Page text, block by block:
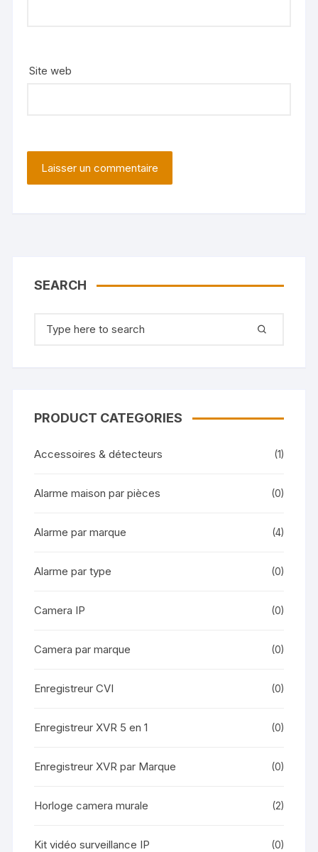
Site web
SEARCH
PRODUCT CATEGORIES
Accessoires & détecteurs (1)
Alarme maison par pièces (0)
Alarme par marque (4)
Alarme par type (0)
Camera IP (0)
Camera par marque (0)
Enregistreur CVI (0)
Enregistreur XVR 5 en 1 (0)
Enregistreur XVR par Marque (0)
Horloge camera murale (2)
Kit vidéo surveillance IP (0)